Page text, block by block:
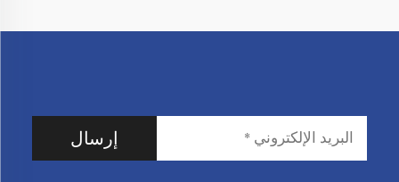
إرسال